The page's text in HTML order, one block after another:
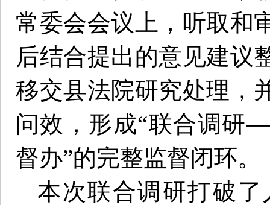
常委会会议上，听取和
后结合提出的意见建议
移交县法院研究处理，
问效，形成“联合调
督办”的完整监督闭环。
本次联合调研打破